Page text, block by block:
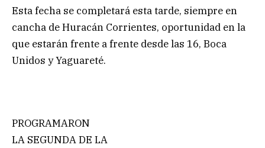
Esta fecha se completará esta tarde, siempre en
cancha de Huracán Corrientes, oportunidad en la
que estarán frente a frente desde las 16, Boca
Unidos y Yaguareté.
PROGRAMARON
LA SEGUNDA DE LA